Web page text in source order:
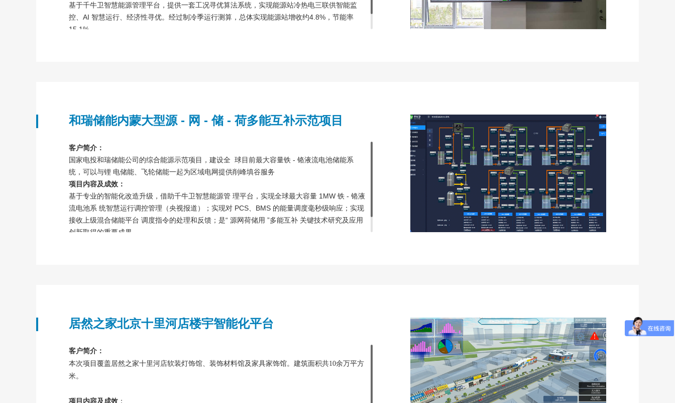
基于千牛卫智慧能源管理平台，提供一套工况寻优算法系统，实现能源站冷热电三联供智能监
控、AI 智慧运行、经济性寻优。经过制冷季运行测算，总体实现能源站增收约4.8%，节能率
15.1%。
和瑞储能内蒙大型源 - 网 - 储 - 荷多能互补示范项目
客户简介：
国家电投和瑞储能公司的综合能源示范项目，建设全 球目前最大容量铁 - 铬液流电池储能系
统，可以与锂 电储能、飞轮储能一起为区域电网提供削峰填谷服务
项目内容及成效：
基于专业的智能化改造升级，借助千牛卫智慧能源管 理平台，实现全球最大容量 1MW 铁 - 铬液
流电池系 统智慧运行调控管理（央视报道）；实现对 PCS、BMS 的能量调度毫秒级响应；实现
接收上级混合储能平台 调度指令的处理和反馈；是“ 源网荷储用 ”多能互补 关键技术研究及应用
创新取得的重要成果。
居然之家北京十里河店楼宇智能化平台
客户简介：
本次项目覆盖居然之家十里河店软装灯饰馆、装饰材料馆及家具家饰馆。建筑面积共10余万平方
米。
项目内容及成效 ：